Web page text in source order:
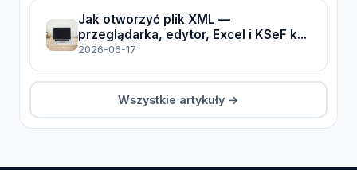
Jak otworzyć plik XML —
przeglądarka, edytor, Excel i KSeF k...
2026-06-17
Wszystkie artykuły →